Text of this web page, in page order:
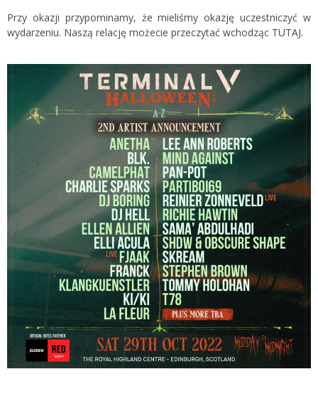
Przy okazji przypominamy, że mieliśmy okazję uczestniczyć w
wydarzeniu. Naszą relację możecie przeczytać wchodząc TUTAJ.